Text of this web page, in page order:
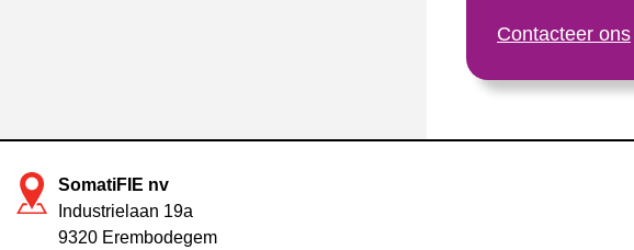
Contacteer ons
SomatiFIE nv
Industrielaan 19a
9320 Erembodegem